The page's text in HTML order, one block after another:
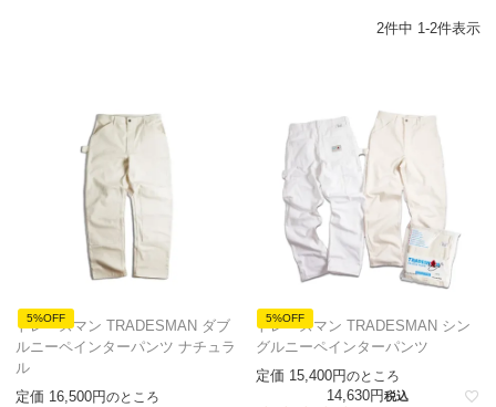
2件中 1-2件表示
5%OFF
トレーズマン TRADESMAN ダブ
ルニーペインターパンツ ナチュラ
ル
定価 16,500 のところ
5%OFF
トレーズマン TRADESMAN シン
グルニーペインターパンツ
定価 15,400 のところ
14,630 税込